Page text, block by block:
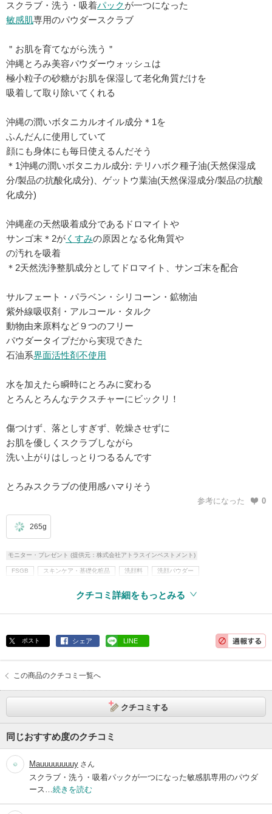
スクラブ・洗う・吸着パックが一つになった
敏感肌専用のパウダースクラブ
＂お肌を育てながら洗う＂
沖縄とろみ美容パウダーウォッシュは
極小粒子の砂糖がお肌を保湿して老化角質だけを
吸着して取り除いてくれる
沖縄の潤いボタニカルオイル成分＊1を
ふんだんに使用していて
顔にも身体にも毎日使えるんだそう
＊1沖縄の潤いボタニカル成分: テリハボク種子油(天然保湿成
分/製品の抗酸化成分)、ゲットウ葉油(天然保湿成分/製品の抗酸
化成分)
沖縄産の天然吸着成分であるドロマイトや
サンゴ末＊2が くすみの原因となる化角質や
の汚れを吸着
＊2天然洗浄整肌成分としてドロマイト、サンゴ末を配合
サルフェート・パラベン・シリコーン・鉱物油
紫外線吸収剤・アルコール・タルク
動物由来原料など９つのフリー
パウダータイプだから実現できた
石油系界面活性剤不使用
水を加えたら瞬時にとろみに変わる
とろんとろんなテクスチャーにビックリ！
傷つけず、落としすぎず、乾燥させずに
お肌を優しくスクラブしながら
洗い上がりはしっとりつるるんです
とろみスクラブの使用感ハマりそう
参考になった 0
265g
モニター・プレゼント (提供元：株式会社アトラスインベストメント)
FSGB スキンケア・基礎化粧品 洗顔料 洗顔パウダー
紫外線吸収剤不使用
クチコミ詳細をもっとみる
ポスト シェア LINE
この商品のクチコミ一覧へ
クチコミする
同じおすすめ度のクチコミ
Mauuuuuuuuy さん
スクラブ・洗う・吸着パックが一つになった敏感肌専用のパウダ
ース…続きを読む